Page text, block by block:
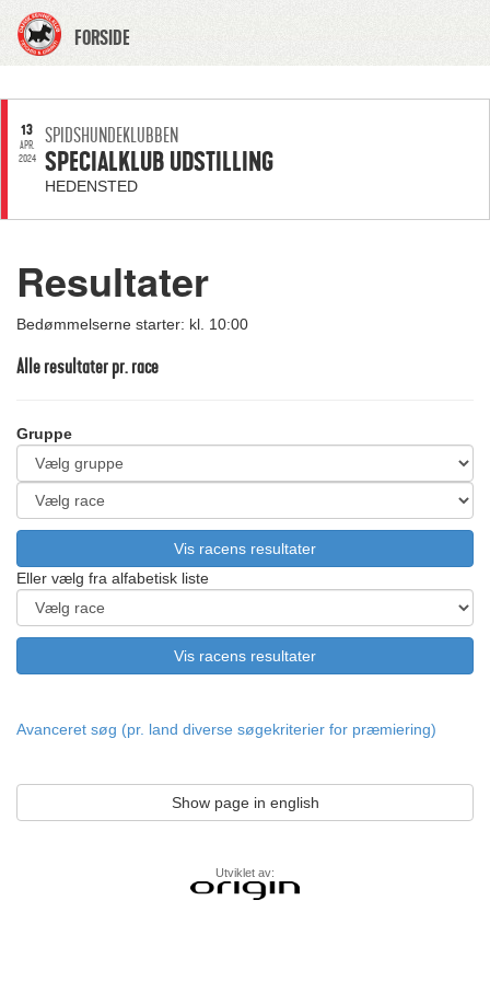
FORSIDE
13
APR.
2024
SPIDSHUNDEKLUBBEN
SPECIALKLUB UDSTILLING
HEDENSTED
Resultater
Bedømmelserne starter: kl. 10:00
Alle resultater pr. race
Gruppe
Eller vælg fra alfabetisk liste
Avanceret søg (pr. land diverse søgekriterier for præmiering)
Show page in english
Utviklet av: